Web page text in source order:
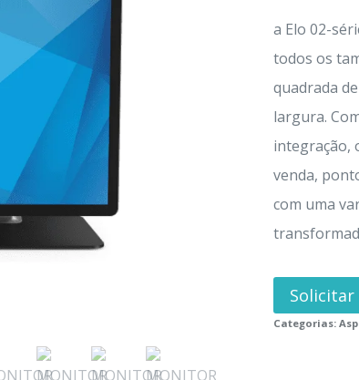
a Elo 02-
todos os
quadrada
largura.
integração,
venda,
com uma
Solicitar
Categorias: